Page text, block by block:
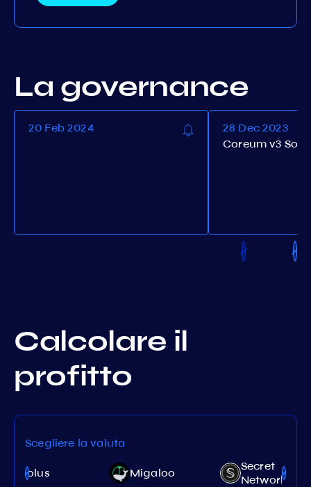
La governance
20 Feb 2024
28 Dec 2023
Coreum v3
Calcolare il
profitto
Scegliere la valuta
Nolus Migaloo
Secret
Network